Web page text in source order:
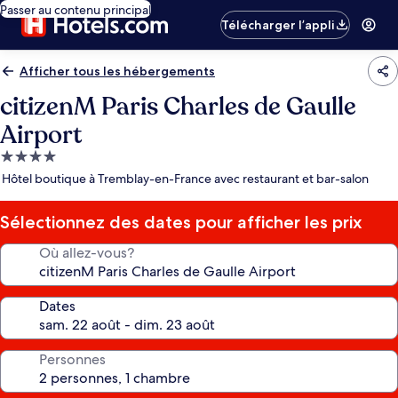
Passer au contenu principal
Télécharger l’appli
Afficher tous les hébergements
citizenM Paris Charles de Gaulle
Airport
Hébergement
4.0 étoiles
Hôtel boutique à Tremblay-en-France avec restaurant et bar-salon
Sélectionnez des dates pour afficher les prix
Où allez-vous?
Dates
Personnes